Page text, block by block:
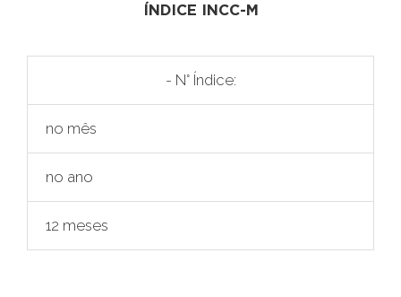
ÍNDICE INCC-M
- N° Índice:
no mês
no ano
12 meses